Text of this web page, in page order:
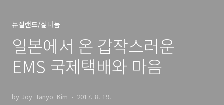
뉴질랜드/삶나눔
일본에서 온 갑작스러운
EMS 국제택배와 마음
by Joy_Tanyo_Kim 2017. 8. 19.